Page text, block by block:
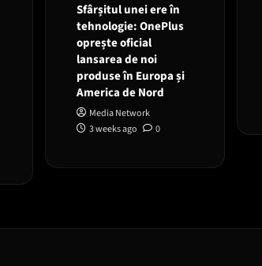
Sfârșitul unei ere în
tehnologie: OnePlus
oprește oficial
lansarea de noi
produse în Europa și
America de Nord
Media Network
3 weeks ago
0